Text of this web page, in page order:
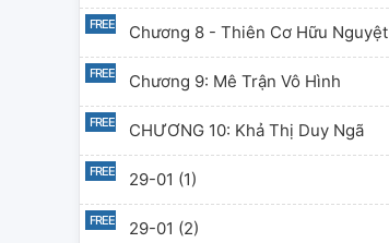
Chương 8 - Thiên Cơ Hữu Nguyệt
Chương 9: Mê Trận Vô Hình
CHƯƠNG 10: Khả Thị Duy Ngã
29-01 (1)
29-01 (2)